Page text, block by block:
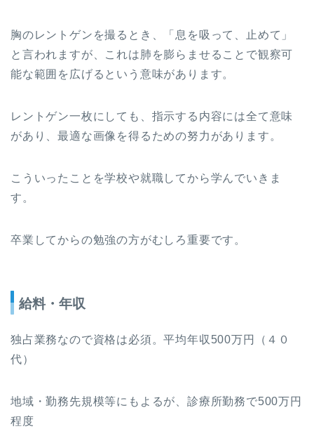
胸のレントゲンを撮るとき、「息を吸って、止めて」
と言われますが、これは肺を膨らませることで観察可
能な範囲を広げるという意味があります。
レントゲン一枚にしても、指示する内容には全て意味
があり、最適な画像を得るための努力があります。
こういったことを学校や就職してから学んでいきま
す。
卒業してからの勉強の方がむしろ重要です。
給料・年収
独占業務なので資格は必須。平均年収500万円（４０
代）
地域・勤務先規模等にもよるが、診療所勤務で500万円
程度